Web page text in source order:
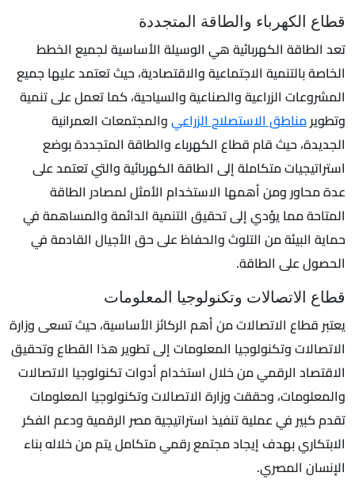
قطاع الكهرباء والطاقة المتجددة
تعد الطاقة الكهربائية هي الوسيلة الأساسية لجميع الخطط
الخاصة بالتنمية الاجتماعية والاقتصادية، حيث تعتمد عليها جميع
المشروعات الزراعية والصناعية والسياحية، كما تعمل على تنمية
وتطويرمناطق الاستصلاح الزراعيوالمجتمعات العمرانية
الجديدة، حيث قام قطاع الكهرباء والطاقة المتجددة بوضع
استراتيجيات متكاملة إلى الطاقة الكهربائية والتي تعتمد على
عدة محاور ومن أهمها الاستخدام الأمثل لمصادر الطاقة
المتاحة مما يؤدي إلى تحقيق التنمية الدائمة والمساهمة في
حماية البيئة من التلوث والحفاظ على حق الأجيال القادمة في
الحصول على الطاقة.
قطاع الاتصالات وتكنولوجيا المعلومات
يعتبر قطاع الاتصالات من أهم الركائز الأساسية، حيث تسعى وزارة
الاتصالات وتكنولوجيا المعلومات إلى تطوير هذا القطاع وتحقيق
الاقتصاد الرقمي من خلال استخدام أدوات تكنولوجيا الاتصالات
والمعلومات، وحققت وزارة الاتصالات وتكنولوجيا المعلومات
تقدم كبير في عملية تنفيذ استراتيجية مصر الرقمية ودعم الفكر
الابتكاري بهدف إيجاد مجتمع رقمي متكامل يتم من خلاله بناء
الإنسان المصري.